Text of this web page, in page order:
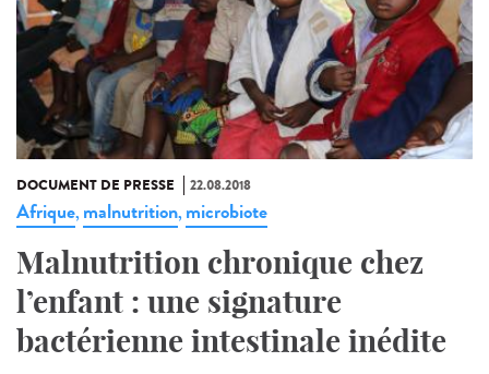
DOCUMENT DE PRESSE 22.08.2018
Afrique, malnutrition, microbiote
Malnutrition chronique chez
l’enfant : une signature
bactérienne intestinale inédite